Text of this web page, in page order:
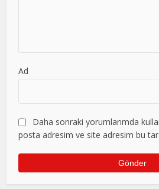
Ad
Daha sonraki yorumlarımda
posta adresim ve site adresim bu